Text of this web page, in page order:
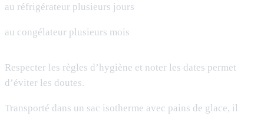
au réfrigérateur plusieurs jours
au congélateur plusieurs mois
Respecter les règles d’hygiène et noter les dates permet
d’éviter les doutes.
Transporté dans un sac isotherme avec pains de glace, il